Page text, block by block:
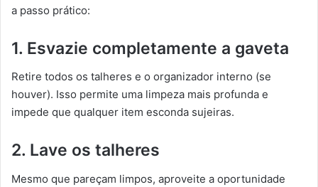
a passo prático:
1. Esvazie completamente a gaveta
Retire todos os talheres e o organizador interno (se
houver). Isso permite uma limpeza mais profunda e
impede que qualquer item esconda sujeiras.
2. Lave os talheres
Mesmo que pareçam limpos, aproveite a oportunidade